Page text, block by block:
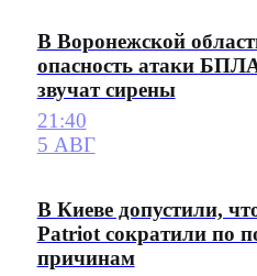
В Воронежской
опасность атаки
звучат сирены
21:40
5 АВГ
В Киеве допустили,
Patriot сократили по
причинам